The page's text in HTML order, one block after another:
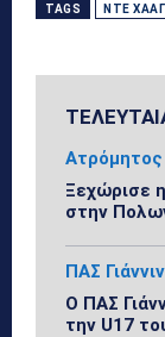
TAGS ΝΤΕ
Ατρόμητος
Ξεχώρισε
στην
ΠΑΣ
Ο ΠΑΣ
την U17